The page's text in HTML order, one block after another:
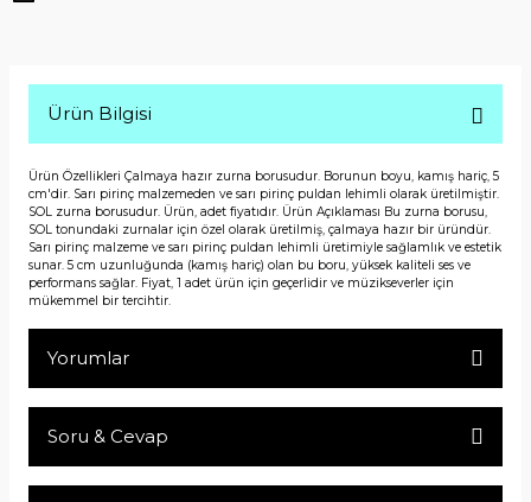
Ürün Bilgisi
Ürün Özellikleri Çalmaya hazır zurna borusudur. Borunun boyu, kamış hariç, 5
cm'dir. Sarı pirinç malzemeden ve sarı pirinç puldan lehimli olarak üretilmiştir.
SOL zurna borusudur. Ürün, adet fiyatıdır. Ürün Açıklaması Bu zurna borusu,
SOL tonundaki zurnalar için özel olarak üretilmiş, çalmaya hazır bir üründür.
Sarı pirinç malzeme ve sarı pirinç puldan lehimli üretimiyle sağlamlık ve estetik
sunar. 5 cm uzunluğunda (kamış hariç) olan bu boru, yüksek kaliteli ses ve
performans sağlar. Fiyat, 1 adet ürün için geçerlidir ve müzikseverler için
mükemmel bir tercihtir.
Yorumlar
Soru & Cevap